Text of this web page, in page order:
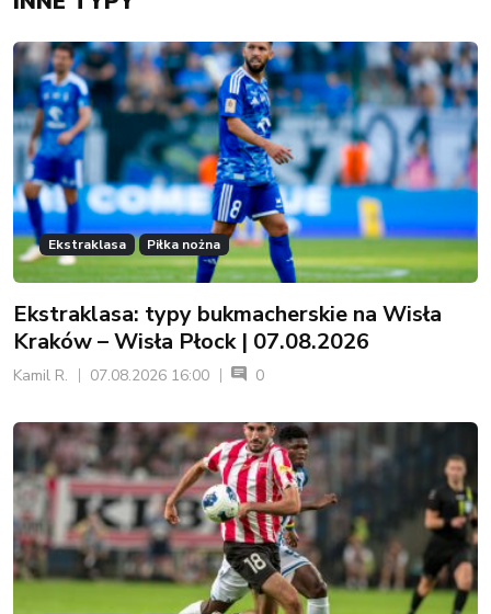
Ekstraklasa Piłka nożna
Ekstraklasa: typy bukmacherskie na Wisła
Kraków – Wisła Płock | 07.08.2026
Kamil R. 07.08.2026 16:00 0